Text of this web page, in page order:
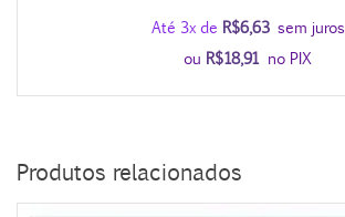
Até 3x de R$6,63 sem juros
ou R$18,91 no PIX
Produtos relacionados